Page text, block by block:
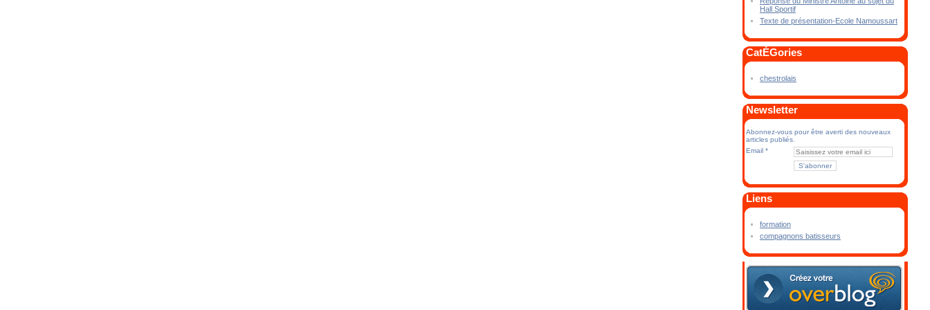
Hall Sportif
Texte de présentation-Ecole Namoussart
CatÉGories
chestrolais
Newsletter
Abonnez-vous pour être averti des nouveaux
articles publiés.
Email
Liens
formation
compagnons batisseurs